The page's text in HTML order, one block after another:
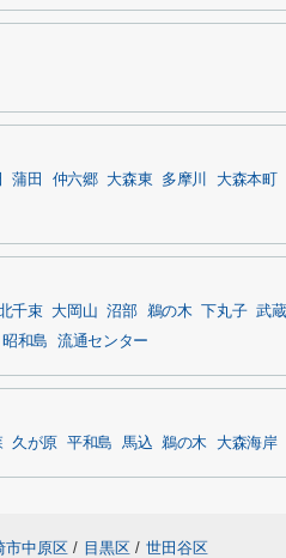
蒲田 仲六郷 大森東 多摩川 大森本町
千束 大岡山 沼部 鵜の木 下丸子 武
昭和島 流通センター
久が原 平和島 馬込 鵜の木 大森海岸
市中原区 / 目黒区 / 世田谷区